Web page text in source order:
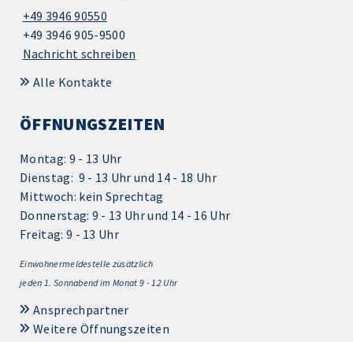
+49 3946 90550
+49 3946 905-9500
Nachricht schreiben
Alle Kontakte
ÖFFNUNGSZEITEN
Montag: 9 - 13 Uhr
Dienstag: 9 - 13 Uhr und 14 - 18 Uhr
Mittwoch: kein Sprechtag
Donnerstag: 9 - 13 Uhr und 14 - 16 Uhr
Freitag: 9 - 13 Uhr
Einwohnermeldestelle zusätzlich
jeden 1. Sonnabend im Monat 9 - 12 Uhr
Ansprechpartner
Weitere Öffnungszeiten